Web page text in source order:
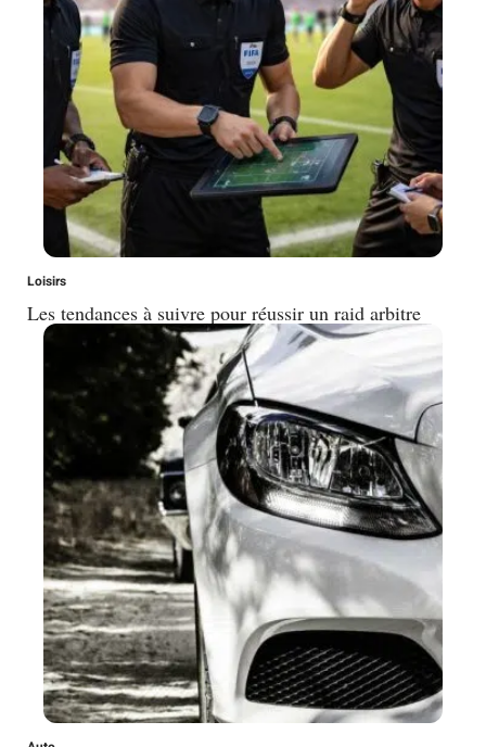
Loisirs
Les tendances à suivre pour réussir un raid arbitre